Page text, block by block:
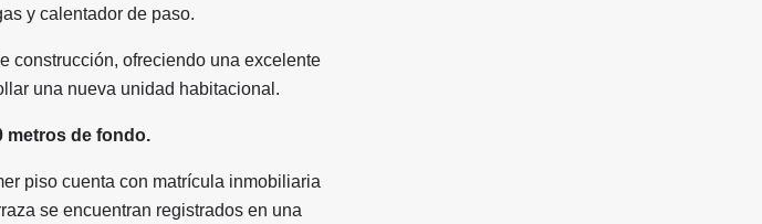
y calentador de paso.
construcción, ofreciendo una excelente
una nueva unidad habitacional.
metros de fondo.
piso cuenta con matrícula inmobiliaria
se encuentran registrados en una